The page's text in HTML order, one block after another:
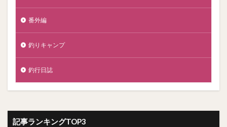
番外編
釣りキャンプ
釣行日誌
記事ランキングTOP3